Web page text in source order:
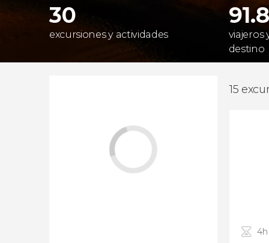
30
excursiones y actividades
viajeros
destino
15